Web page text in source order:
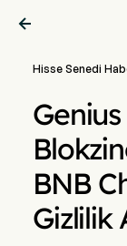

Hisse Senedi
BNB
Gizlilik